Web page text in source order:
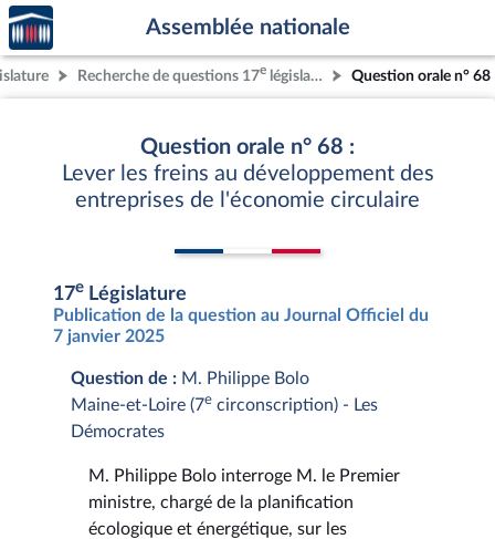
Aller au contenu
Aller en bas de la page
Accèder
à la
page
d'accueil
Assemblée nationale
Recherche de questions 17e législature Question orale n° 68
Question orale n° 68 :
Lever les freins au développement des
entreprises de l'économie circulaire
17e Législature
Publication de la question au Journal Officiel du
7 janvier 2025
Question de : M. Philippe Bolo
Maine-et-Loire (7e circonscription) - Les
Démocrates
M. Philippe Bolo interroge M. le Premier
ministre, chargé de la planification
écologique et énergétique, sur les